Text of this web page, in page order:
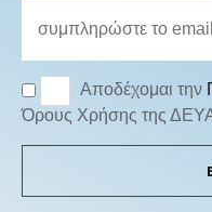
Αποδέχομαι την
Όρους Χρήσης της